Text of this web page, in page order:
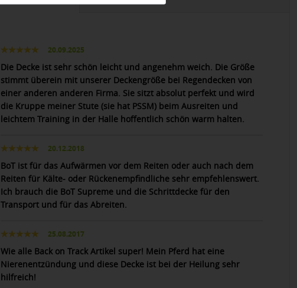
20.09.2025
Die Decke ist sehr schön leicht und angenehm weich. Die Größe
stimmt überein mit unserer Deckengröße bei Regendecken von
einer anderen anderen Firma. Sie sitzt absolut perfekt und wird
die Kruppe meiner Stute (sie hat PSSM) beim Ausreiten und
leichtem Training in der Halle hoffentlich schön warm halten.
20.12.2018
BoT ist für das Aufwärmen vor dem Reiten oder auch nach dem
Reiten für Kälte- oder Rückenempfindliche sehr empfehlenswert.
Ich brauch die BoT Supreme und die Schrittdecke für den
Transport und für das Abreiten.
25.08.2017
Wie alle Back on Track Artikel super! Mein Pferd hat eine
Nierenentzündung und diese Decke ist bei der Heilung sehr
hilfreich!